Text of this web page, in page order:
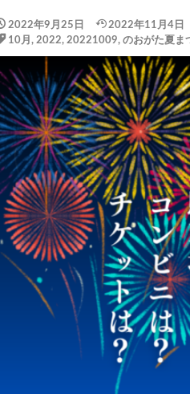
2022年9月25日 2022年11月4日
10月 , 2022, 20221009, のおがた夏ま